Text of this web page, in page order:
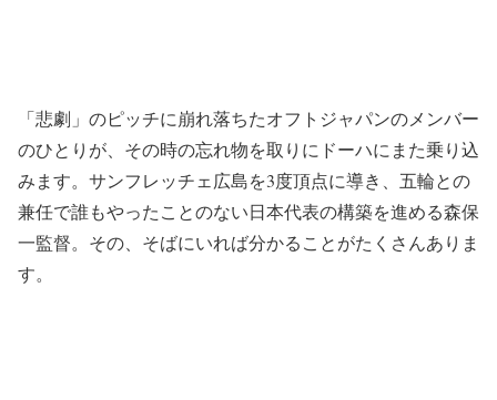
「悲劇」のピッチに崩れ落ちたオフトジャパンのメンバー
のひとりが、その時の忘れ物を取りにドーハにまた乗り込
みます。サンフレッチェ広島を3度頂点に導き、五輪との
兼任で誰もやったことのない日本代表の構築を進める森保
一監督。その、そばにいれば分かることがたくさんありま
す。